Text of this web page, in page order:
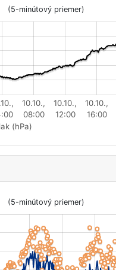
(5-minútový priemer)
10.10.,
08:00
10.10.,
12:00
10.10.,
16:00
(hPa)
(5-minútový priemer)